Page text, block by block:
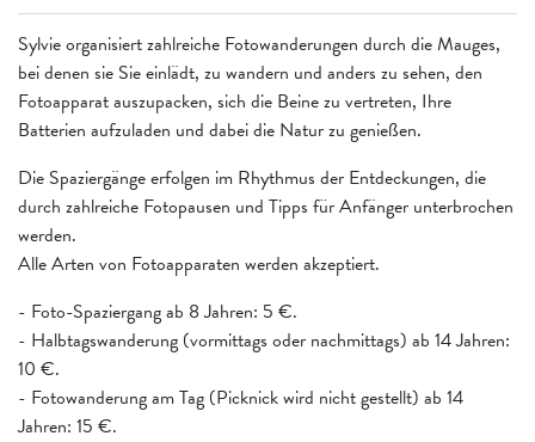
Sylvie organisiert zahlreiche Fotowanderungen durch die Mauges,
bei denen sie Sie einlädt, zu wandern und anders zu sehen, den
Fotoapparat auszupacken, sich die Beine zu vertreten, Ihre
Batterien aufzuladen und dabei die Natur zu genießen.
Die Spaziergänge erfolgen im Rhythmus der Entdeckungen, die
durch zahlreiche Fotopausen und Tipps für Anfänger unterbrochen
werden.
Alle Arten von Fotoapparaten werden akzeptiert.
- Foto-Spaziergang ab 8 Jahren: 5 €.
- Halbtagswanderung (vormittags oder nachmittags) ab 14 Jahren:
10 €.
- Fotowanderung am Tag (Picknick wird nicht gestellt) ab 14
Jahren: 15 €.